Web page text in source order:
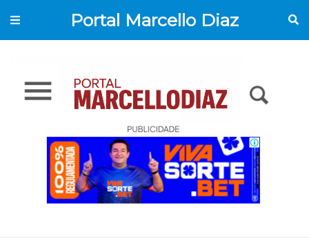
Portal Marcello Diaz